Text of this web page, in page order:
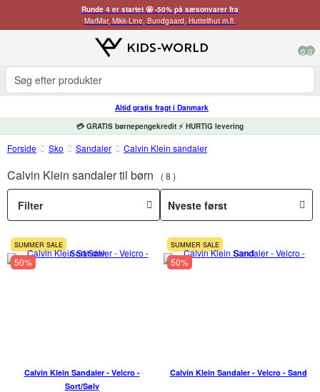
Runde 4 er startet 🤩 -50% på sæsonvarer fra
MarMar, Mikk-Line, Bundgaard, Huttelihut m.fl.
0 0
Altid gratis fragt i Danmark
💳 GRATIS børnepengekredit ⚡ HURTIG levering
Forside Sko Sandaler Calvin Klein sandaler
Calvin Klein sandaler til børn 8
Filter
SUMMER SALE
50%
Calvin Klein Sandaler - Velcro -
Sort/Sølv
SUMMER SALE
50%
Calvin Klein Sandaler - Velcro - Sand